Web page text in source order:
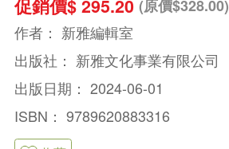
促銷價$ 295.20 (原價$328.00)
作者： 新雅編輯室
出版社： 新雅文化事業有限公司
出版日期： 2024-06-01
ISBN： 9789620883316